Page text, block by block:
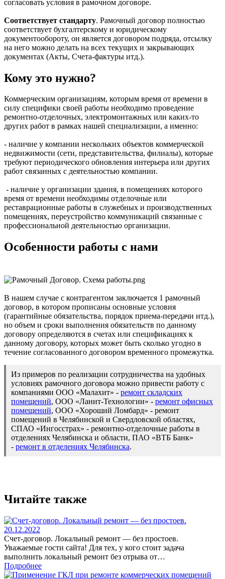
согласовать условия в рамочном договоре.
Соответствует стандарту. Рамочный договор полностью
соответствует бухгалтерскому и юридическому
документообороту, он является договором подряда, отсылку
на него можно делать на всех текущих и закрывающих
документах (Акты, Счета-фактуры итд.).
Кому это нужно?
Коммерческим организациям, которым время от времени в
силу специфики своей работы необходимо проведение
ремонтно-отделочных, электромонтажных или каких-то
других работ в рамках нашей специализации, а именно:
- наличие у компании нескольких объектов коммерческой
недвижимости (сети, представительства, филиалы), которые
требуют периодического обновления интерьера или других
работ связанных с деятельностью компании.
- наличие у организации здания, в помещениях которого
время от времени необходимы отделочные или
реставрационные работы в служебных и производственных
помещениях, переустройство коммуникаций связанные с
профессиональной деятельностью организации.
Особенности работы с нами
В нашем случае с контрагентом заключается 1 рамочный
договор, в котором прописаны основные условия
(гарантийные обязательства, порядок приема-передачи итд.),
но объем и сроки выполнения обязательств по данному
договору определяются в счетах или спецификациях к
данному договору, которых может быть сколько угодно в
течение согласованного договором временного промежутка.
Из примеров по реализации сотрудничества на удобных
условиях рамочного договора можно привести работу с
компаниями ООО «Малахит» - ремонт складских
помещений, ООО «Ланит-Технологии» - ремонт офисных
помещений, ООО «Хороший Ломбард» - ремонт
помещений в Челябинской и Свердловской областях,
СПАО «Ингосстрах» - ремонтно-отделочные работы в
отделениях Челябинска и области, ПАО «ВТБ Банк»
- ремонт в отделениях Челябинска.
Читайте также
20.12.2022
Счет-договор. Локальный ремонт — без простоев.
Уважаемые гости сайта! Для тех, у кого стоит задача
выполнить локальный ремонт без отрыва от…
Подробнее